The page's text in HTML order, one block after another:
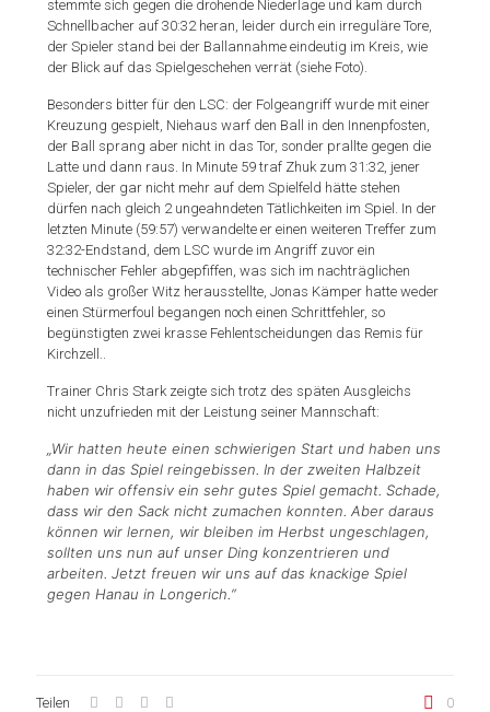
stemmte sich gegen die drohende Niederlage und kam durch
Schnellbacher auf 30:32 heran, leider durch ein irreguläre Tore,
der Spieler stand bei der Ballannahme eindeutig im Kreis, wie
der Blick auf das Spielgeschehen verrät (siehe Foto).
Besonders bitter für den LSC: der Folgeangriff wurde mit einer
Kreuzung gespielt, Niehaus warf den Ball in den Innenpfosten,
der Ball sprang aber nicht in das Tor, sonder prallte gegen die
Latte und dann raus. In Minute 59 traf Zhuk zum 31:32, jener
Spieler, der gar nicht mehr auf dem Spielfeld hätte stehen
dürfen nach gleich 2 ungeahndeten Tätlichkeiten im Spiel. In der
letzten Minute (59:57) verwandelte er einen weiteren Treffer zum
32:32-Endstand, dem LSC wurde im Angriff zuvor ein
technischer Fehler abgepfiffen, was sich im nachträglichen
Video als großer Witz herausstellte, Jonas Kämper hatte weder
einen Stürmerfoul begangen noch einen Schrittfehler, so
begünstigten zwei krasse Fehlentscheidungen das Remis für
Kirchzell..
Trainer Chris Stark zeigte sich trotz des späten Ausgleichs
nicht unzufrieden mit der Leistung seiner Mannschaft:
„Wir hatten heute einen schwierigen Start und haben uns
dann in das Spiel reingebissen. In der zweiten Halbzeit
haben wir offensiv ein sehr gutes Spiel gemacht. Schade,
dass wir den Sack nicht zumachen konnten. Aber daraus
können wir lernen, wir bleiben im Herbst ungeschlagen,
sollten uns nun auf unser Ding konzentrieren und
arbeiten. Jetzt freuen wir uns auf das knackige Spiel
gegen Hanau in Longerich.“
Teilen 0